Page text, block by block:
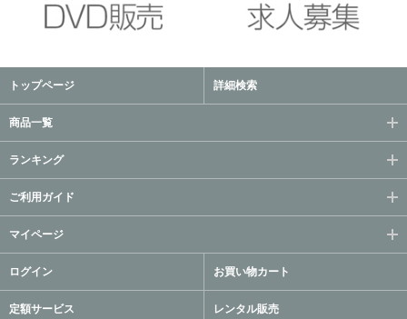
トップページ 詳細検索
商品一覧
ランキング
ご利用ガイド
マイページ
ログイン お買い物カート
定額サービス レンタル販売